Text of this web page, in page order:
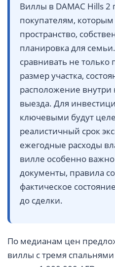
Виллы в DAMAC Hills 2
покупателям,
пространство,
планировка для
сравнивать не
размер участка,
расположение внутри
выезда. Для
ключевыми будут
реалистичный срок
ежегодные расходы
вилле особенно
документы, правила
фактическое
до сделки.
По медианам цен
виллы с тремя